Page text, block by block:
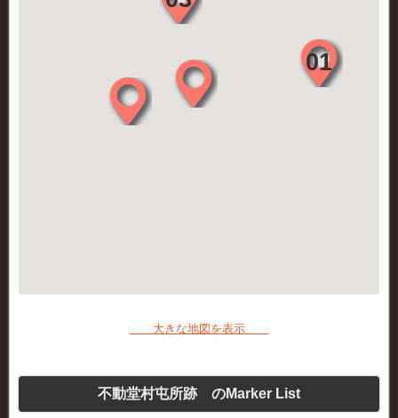
大きな地図を表示
不動堂村屯所跡 のMarker List